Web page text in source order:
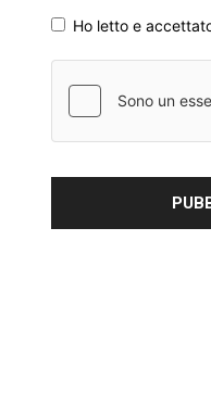
Ho letto e